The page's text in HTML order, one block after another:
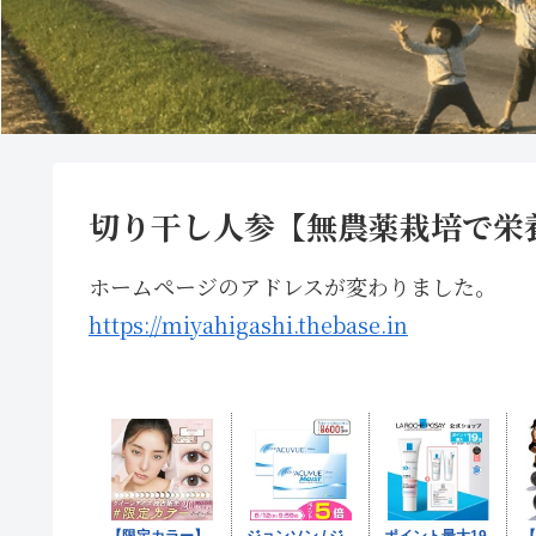
切り干し人参【無農薬栽培で栄
ホームページのアドレスが変わりました。
https://miyahigashi.thebase.in